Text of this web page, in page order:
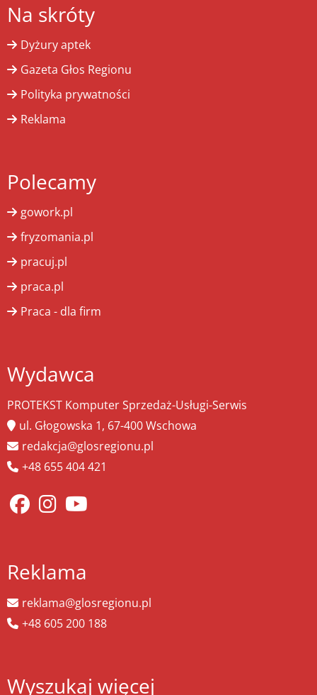
Na skróty
Dyżury aptek
Gazeta Głos Regionu
Polityka prywatności
Reklama
Polecamy
gowork.pl
fryzomania.pl
pracuj.pl
praca.pl
Praca - dla firm
Wydawca
PROTEKST Komputer Sprzedaż-Usługi-Serwis
ul. Głogowska 1, 67-400 Wschowa
redakcja@glosregionu.pl
+48 655 404 421
Reklama
reklama@glosregionu.pl
+48 605 200 188
Wyszukaj więcej